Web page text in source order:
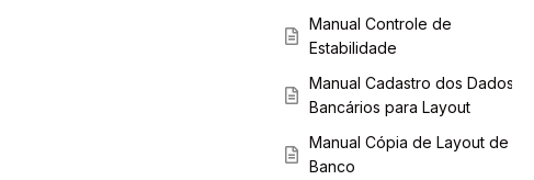
Manual Controle de
Estabilidade
Manual Cadastro dos Dados
Bancários para Layout
Manual Cópia de Layout de
Banco